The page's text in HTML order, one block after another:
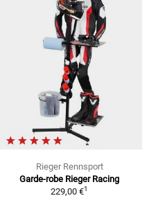
Rieger Rennsport
Garde-robe Rieger Racing
229,00 €1